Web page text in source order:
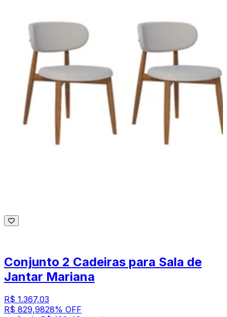
Conjunto 2 Cadeiras para Sala de
Jantar Mariana
R$ 1.367,03
R$ 829,9828% OFF